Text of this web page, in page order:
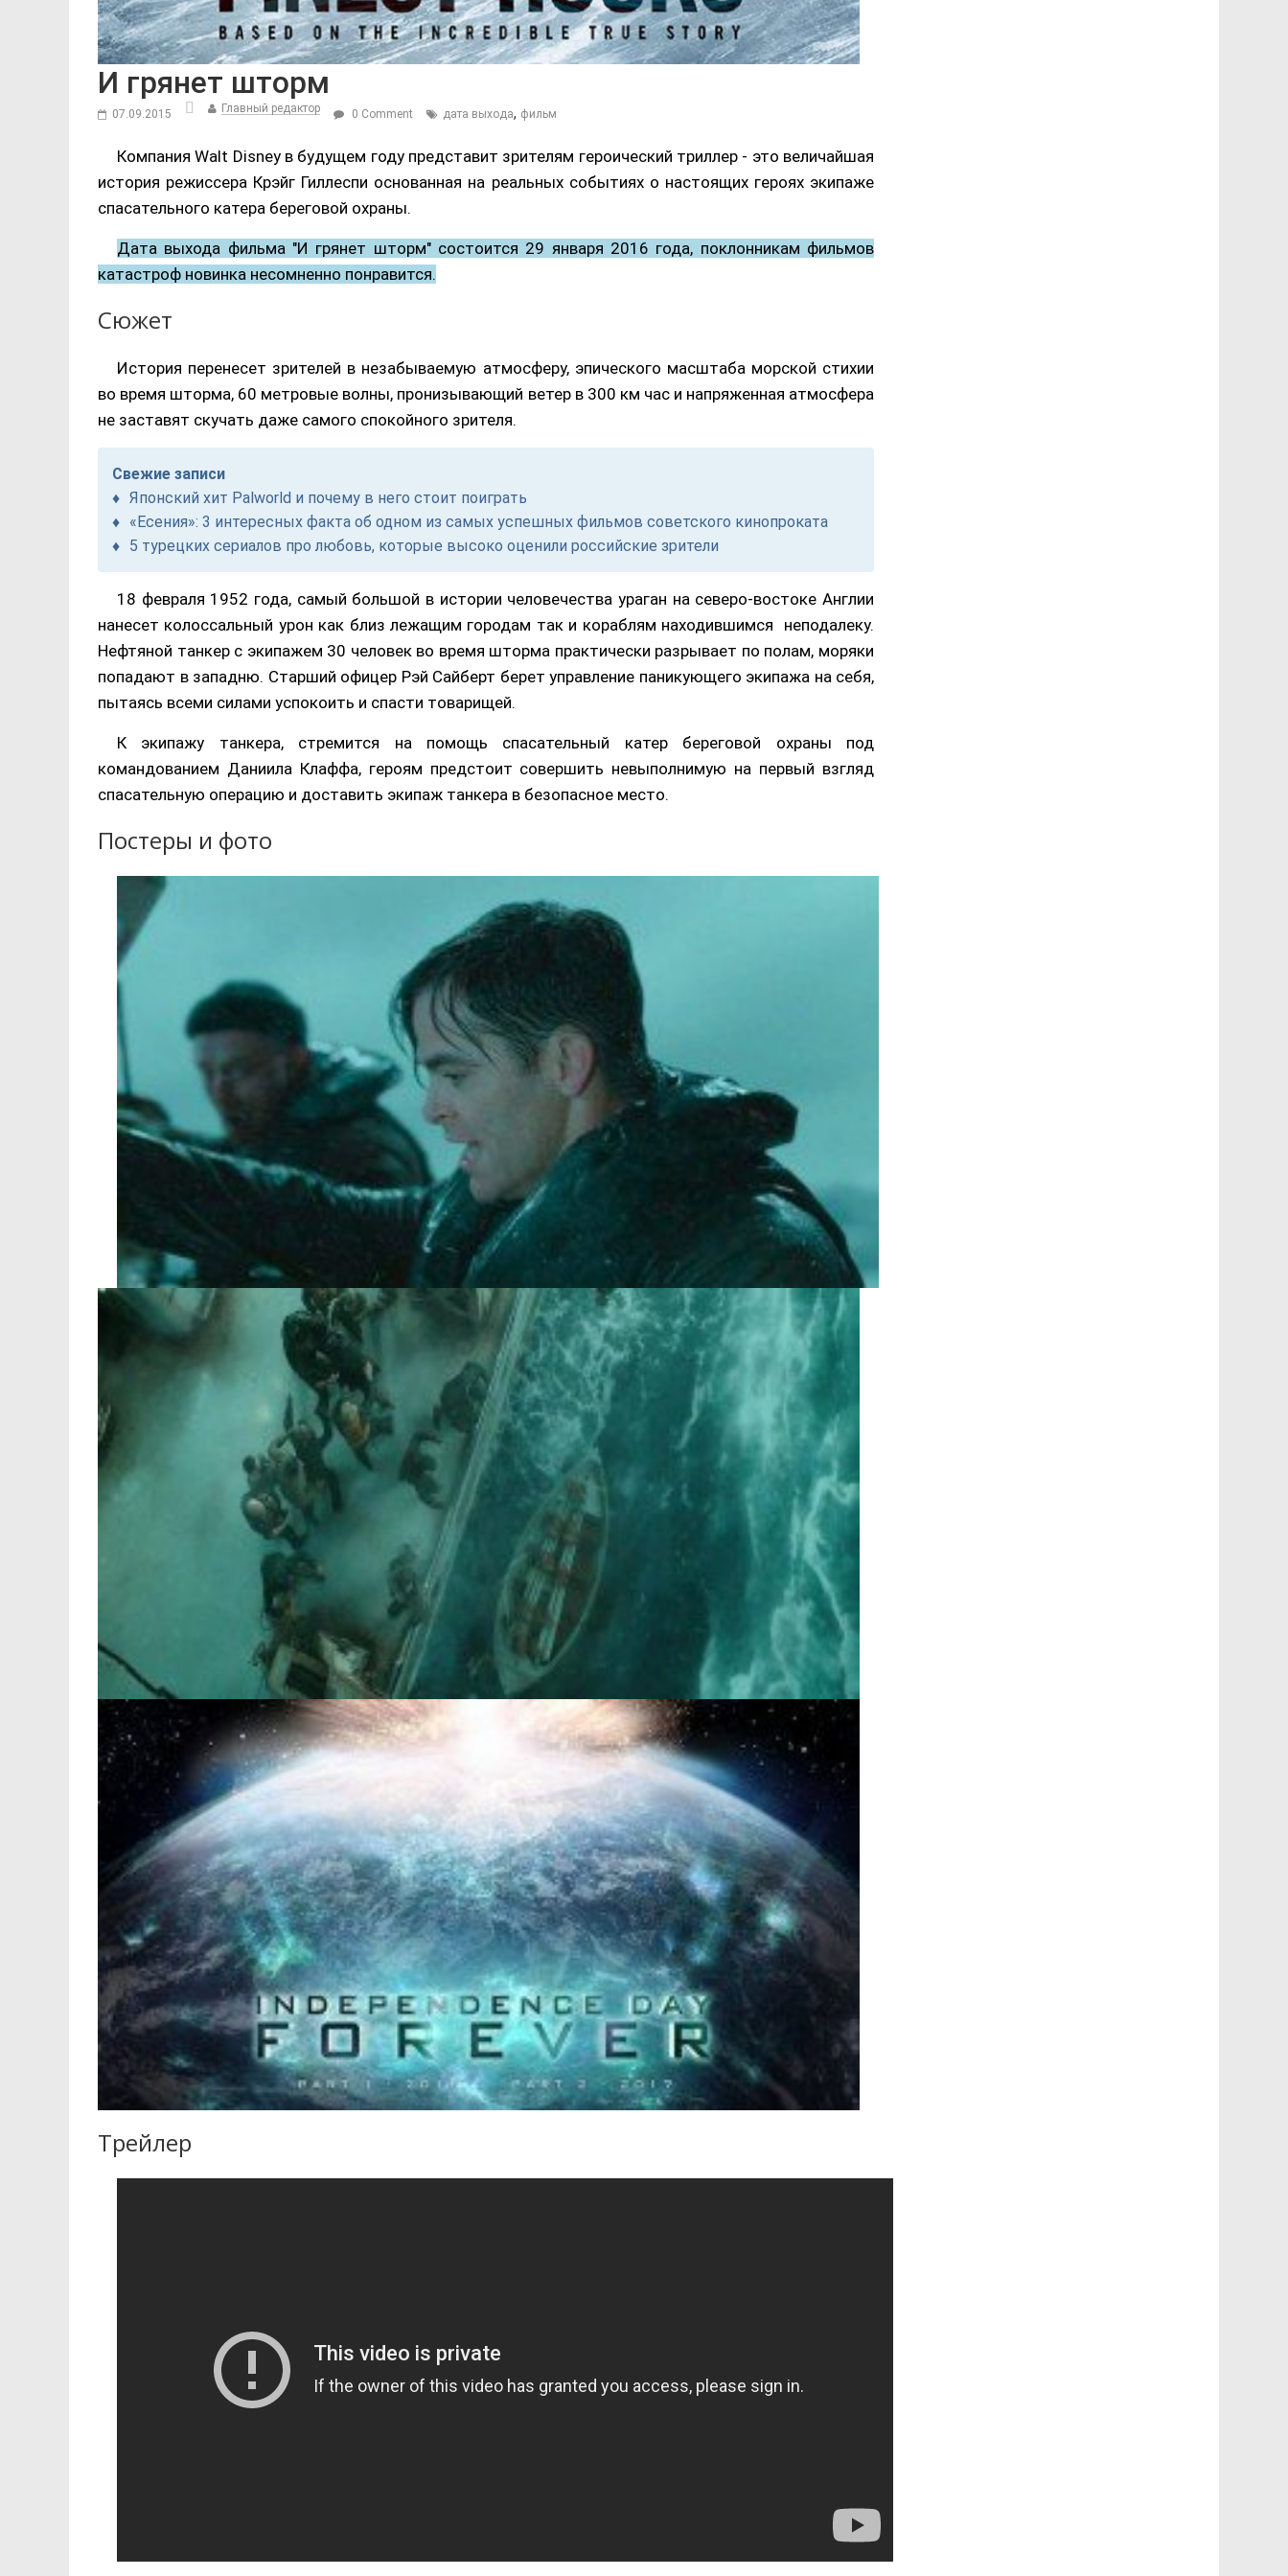
И грянет шторм
07.09.2015 Главный редактор 0 Comment дата выхода, фильм
Компания Walt Disney в будущем году представит зрителям героический триллер - это величайшая
история режиссера Крэйг Гиллеспи основанная на реальных событиях о настоящих героях экипаже
спасательного катера береговой охраны.
Дата выхода фильма "И грянет шторм" состоится 29 января 2016 года, поклонникам фильмов
катастроф новинка несомненно понравится.
Сюжет
История перенесет зрителей в незабываемую атмосферу, эпического масштаба морской стихии
во время шторма, 60 метровые волны, пронизывающий ветер в 300 км час и напряженная атмосфера
не заставят скучать даже самого спокойного зрителя.
Свежие записи
Японский хит Palworld и почему в него стоит поиграть
«Есения»: 3 интересных факта об одном из самых успешных фильмов советского кинопроката
5 турецких сериалов про любовь, которые высоко оценили российские зрители
18 февраля 1952 года, самый большой в истории человечества ураган на северо-востоке Англии
нанесет колоссальный урон как близ лежащим городам так и кораблям находившимся неподалеку.
Нефтяной танкер с экипажем 30 человек во время шторма практически разрывает по полам, моряки
попадают в западню. Старший офицер Рэй Сайберт берет управление паникующего экипажа на себя,
пытаясь всеми силами успокоить и спасти товарищей.
К экипажу танкера, стремится на помощь спасательный катер береговой охраны под
командованием Даниила Клаффа, героям предстоит совершить невыполнимую на первый взгляд
спасательную операцию и доставить экипаж танкера в безопасное место.
Постеры и фото
Трейлер